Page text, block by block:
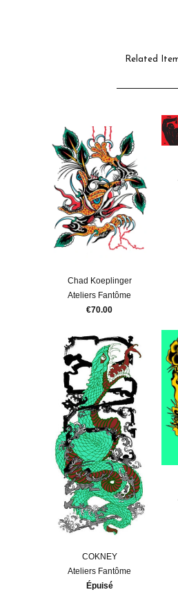
Related
Chad Koeplinger
Ateliers Fantôme
€70.00
COKNEY
Ateliers Fantôme
Épuisé